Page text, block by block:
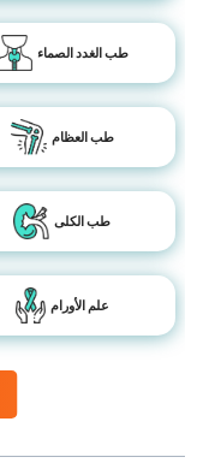
طب الغدد الصماء
طب العظام
طب الكلى
علم الأورام